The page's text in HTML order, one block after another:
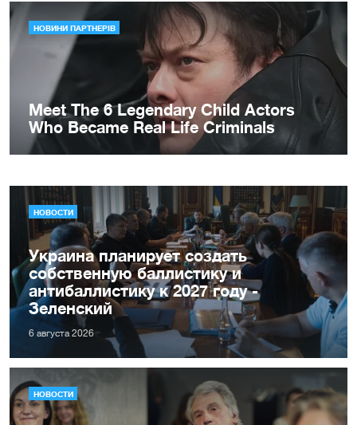
НОВОСТИ
Украина планирует создать
собственную баллистику и
антибаллистику к 2027 году -
Зеленский
6 августа 2026
НОВОСТИ